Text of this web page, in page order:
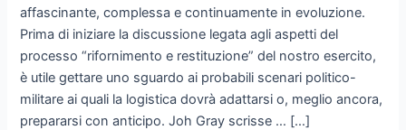
affascinante, complessa e continuamente in evoluzione.
Prima di iniziare la discussione legata agli aspetti del
processo “rifornimento e restituzione” del nostro esercito,
è utile gettare uno sguardo ai probabili scenari politico-
militare ai quali la logistica dovrà adattarsi o, meglio ancora,
prepararsi con anticipo. Joh Gray scrisse … […]